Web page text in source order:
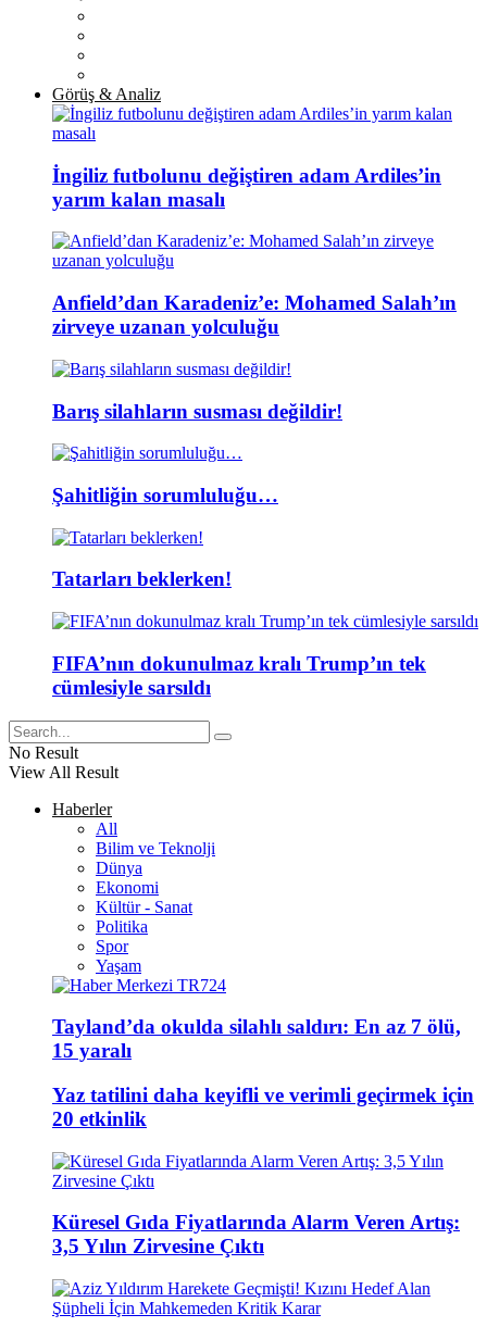
Görüş & Analiz
İngiliz futbolunu değiştiren adam Ardiles’in
yarım kalan masalı
Anfield’dan Karadeniz’e: Mohamed Salah’ın
zirveye uzanan yolculuğu
Barış silahların susması değildir!
Şahitliğin sorumluluğu…
Tatarları beklerken!
FIFA’nın dokunulmaz kralı Trump’ın tek
cümlesiyle sarsıldı
No Result
View All Result
Haberler
All
Bilim ve Teknolji
Dünya
Ekonomi
Kültür - Sanat
Politika
Spor
Yaşam
Tayland’da okulda silahlı saldırı: En az 7 ölü,
15 yaralı
Yaz tatilini daha keyifli ve verimli geçirmek için
20 etkinlik
Küresel Gıda Fiyatlarında Alarm Veren Artış:
3,5 Yılın Zirvesine Çıktı